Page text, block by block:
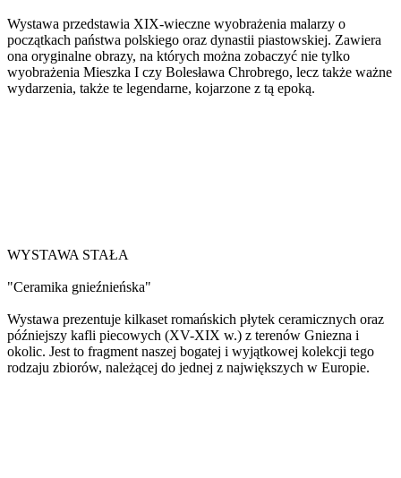
Wystawa przedstawia XIX-wieczne wyobrażenia malarzy o
początkach państwa polskiego oraz dynastii piastowskiej. Zawiera
ona oryginalne obrazy, na których można zobaczyć nie tylko
wyobrażenia Mieszka I czy Bolesława Chrobrego, lecz także ważne
wydarzenia, także te legendarne, kojarzone z tą epoką.
WYSTAWA STAŁA
"Ceramika gnieźnieńska"
Wystawa prezentuje kilkaset romańskich płytek ceramicznych oraz
późniejszy kafli piecowych (XV-XIX w.) z terenów Gniezna i
okolic. Jest to fragment naszej bogatej i wyjątkowej kolekcji tego
rodzaju zbiorów, należącej do jednej z największych w Europie.